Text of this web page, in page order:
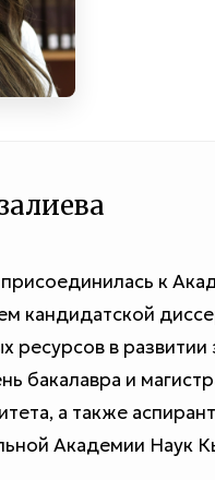
к
кандидатской
ресурсов в
бакалавра и
а также
Академии Наук